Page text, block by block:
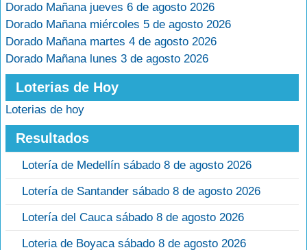
Dorado Mañana jueves 6 de agosto 2026
Dorado Mañana miércoles 5 de agosto 2026
Dorado Mañana martes 4 de agosto 2026
Dorado Mañana lunes 3 de agosto 2026
Loterias de Hoy
Loterias de hoy
Resultados
Lotería de Medellín sábado 8 de agosto 2026
Lotería de Santander sábado 8 de agosto 2026
Lotería del Cauca sábado 8 de agosto 2026
Loteria de Boyaca sábado 8 de agosto 2026